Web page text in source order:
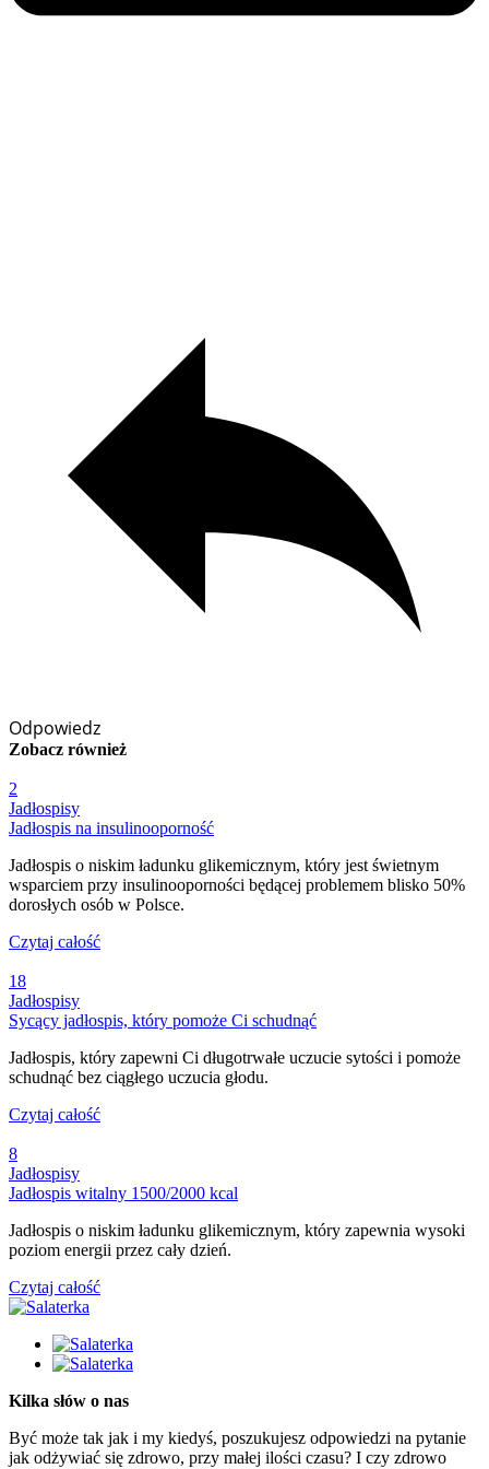
Odpowiedz
Zobacz również
2
Jadłospisy
Jadłospis na insulinooporność
Jadłospis o niskim ładunku glikemicznym, który jest świetnym
wsparciem przy insulinooporności będącej problemem blisko 50%
dorosłych osób w Polsce.
Czytaj całość
18
Jadłospisy
Sycący jadłospis, który pomoże Ci schudnąć
Jadłospis, który zapewni Ci długotrwałe uczucie sytości i pomoże
schudnąć bez ciągłego uczucia głodu.
Czytaj całość
8
Jadłospisy
Jadłospis witalny 1500/2000 kcal
Jadłospis o niskim ładunku glikemicznym, który zapewnia wysoki
poziom energii przez cały dzień.
Czytaj całość
Kilka słów o nas
Być może tak jak i my kiedyś, poszukujesz odpowiedzi na pytanie
jak odżywiać się zdrowo, przy małej ilości czasu? I czy zdrowo